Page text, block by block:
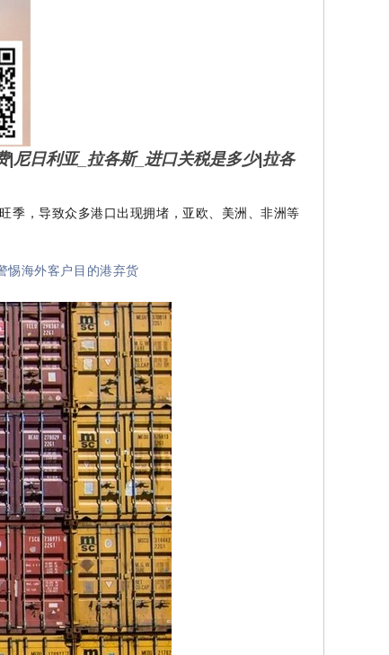
|尼日利亚_拉各斯_进口关税是多少|拉各
季，导致众多港口出现拥堵，亚欧、美洲、非洲等
惕海外客户目的港弃货